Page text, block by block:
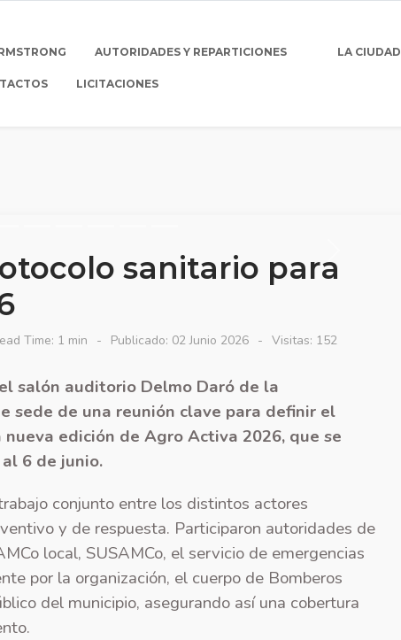
AUTORIDADES Y REPARTICIONES LA CIUDAD
LICITACIONES
sanitario para
Time: 1 min Publicado: 02 Junio 2026 Visitas: 152
salón auditorio Delmo Daró de la
sede de una reunión clave para definir el
edición de Agro Activa 2026, que se
6 de junio.
conjunto entre los distintos actores
y de respuesta. Participaron autoridades de
local, SUSAMCo, el servicio de emergencias
por la organización, el cuerpo de Bomberos
del municipio, asegurando así una cobertura